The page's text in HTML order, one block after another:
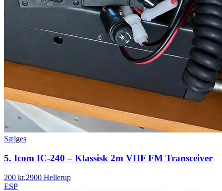
Sælges
5. Icom IC-240 – Klassisk 2m VHF FM Transceiver
200 kr.2900 Hellerup
ESP